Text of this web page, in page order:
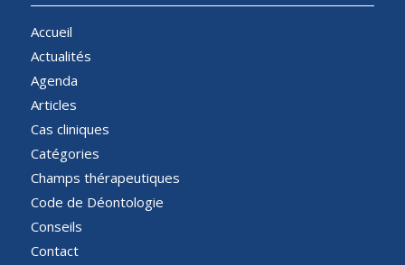
Accueil
Actualités
Agenda
Articles
Cas cliniques
Catégories
Champs thérapeutiques
Code de Déontologie
Conseils
Contact